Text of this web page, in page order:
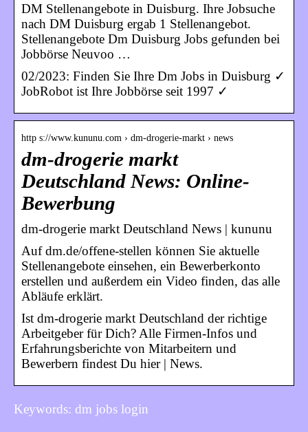
DM Stellenangebote in Duisburg. Ihre Jobsuche
nach DM Duisburg ergab 1 Stellenangebot.
Stellenangebote Dm Duisburg Jobs gefunden bei
Jobbörse Neuvoo …
02/2023: Finden Sie Ihre Dm Jobs in Duisburg ✓
JobRobot ist Ihre Jobbörse seit 1997 ✓
http s://www.kununu.com › dm-drogerie-markt › news
dm-drogerie markt
Deutschland News: Online-
Bewerbung
dm-drogerie markt Deutschland News | kununu
Auf dm.de/offene-stellen können Sie aktuelle
Stellenangebote einsehen, ein Bewerberkonto
erstellen und außerdem ein Video finden, das alle
Abläufe erklärt.
Ist dm-drogerie markt Deutschland der richtige
Arbeitgeber für Dich? Alle Firmen-Infos und
Erfahrungsberichte von Mitarbeitern und
Bewerbern findest Du hier | News.
Keywords: dm jobs login